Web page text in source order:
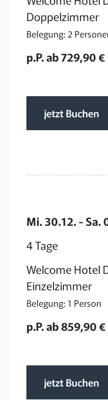
Doppelzimmer
Belegung: 2
p.P. ab 729,90 €
jetzt Buchen
Mi. 30.12. - Sa.
4 Tage
Welcome Hotel
Einzelzimmer
Belegung: 1 Person
p.P. ab 859,90 €
jetzt Buchen